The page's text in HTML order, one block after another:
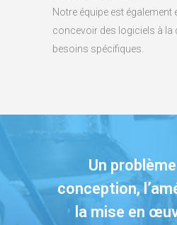
Notre équipe est également
concevoir des logiciels à la
besoins spécifiques.
Un
conception,
la mise en